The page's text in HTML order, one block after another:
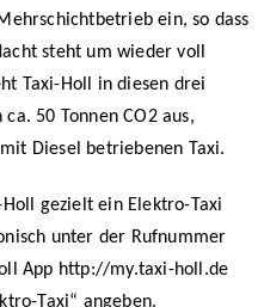
ein, so dass
steht um wieder voll
Taxi-Holl in diesen drei
50 Tonnen CO2 aus,
Diesel betriebenen Taxi.
gezielt ein Elektro-Taxi
unter der Rufnummer
App http://my.taxi-holl.de
Taxi“ angeben.